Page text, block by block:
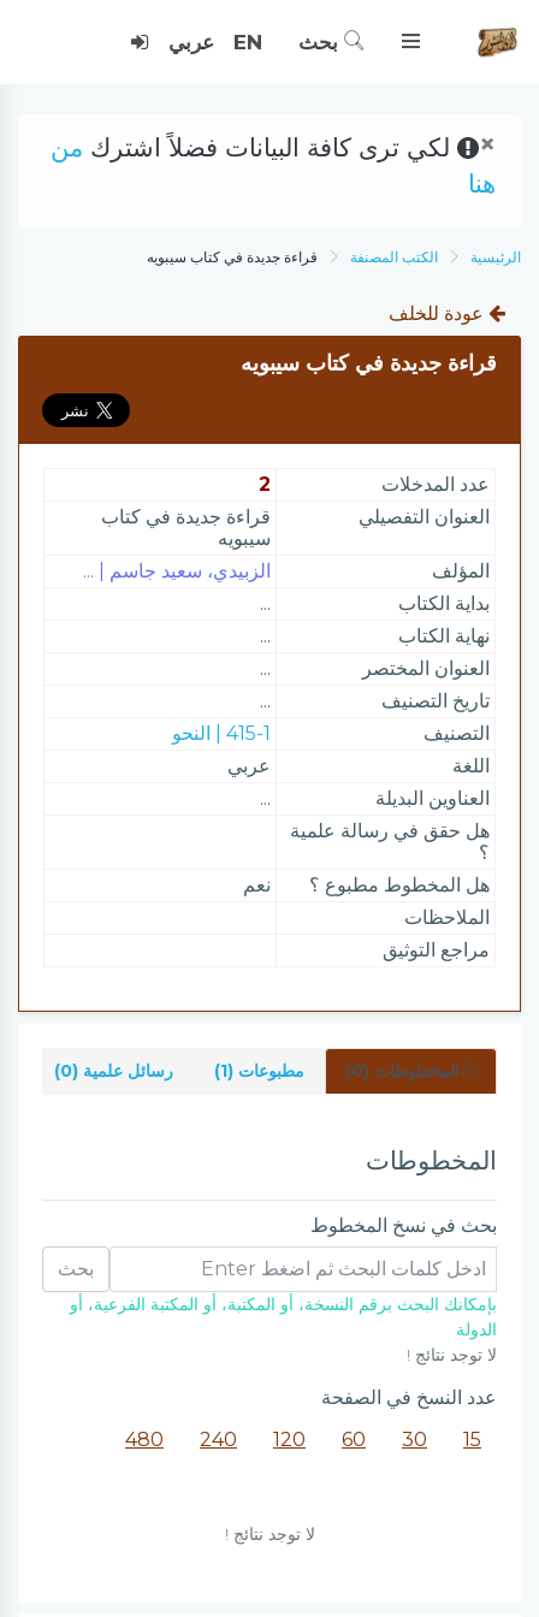
بحث EN عربي
× لكي ترى كافة البيانات فضلاً اشترك من
هنا
الرئيسية الكتب المصنفة قراءة جديدة في كتاب سيبويه
عودة للخلف
قراءة جديدة في كتاب سيبويه
عدد المدخلات
2
العنوان التفصيلي
قراءة جديدة في كتاب
سيبويه
المؤلف
الزبيدي، سعيد جاسم | ...
بداية الكتاب
...
نهاية الكتاب
...
العنوان المختصر
...
تاريخ التصنيف
...
التصنيف
415-1 | النحو
اللغة
عربي
العناوين البديلة
...
هل حقق في رسالة علمية
؟
هل المخطوط مطبوع ؟
نعم
الملاحظات
مراجع التوثيق
المخطوطات (0) مطبوعات (1) رسائل علمية (0)
المخطوطات
بحث في نسخ المخطوط
بحث
بإمكانك البحث برقم النسخة، أو المكتبة، أو المكتبة الفرعية، أو
الدولة
لا توجد نتائج !
عدد النسخ في الصفحة
15
30
60
120
240
480
لا توجد نتائج !